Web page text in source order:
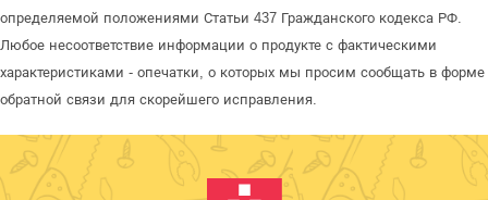
определяемой положениями Статьи 437 Гражданского кодекса РФ.
Любое несоответствие информации о продукте с фактическими
характеристиками - опечатки, о которых мы просим сообщать в форме
обратной связи для скорейшего исправления.